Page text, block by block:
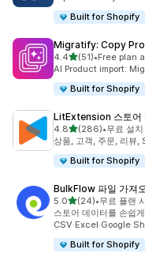
Built for Shopify
Migratify: Copy
4.4별 5개 중
(51)
총 리뷰 51개
•Free plan
AI Product import:
Built for Shopify
LitExtension 스토어
4.8별 5개 중
(286)
총 리뷰 286개
•무료 설치
상품, 고객, 주문, 리뷰,
Built for Shopify
BulkFlow 파일 가져
5.0별 5개 중
(24)
총 리뷰 24개
•무료 플랜
스토어 데이터를 손쉽
CSV·Excel·Google
Built for Shopify